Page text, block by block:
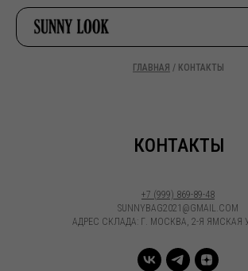
ГЛАВНАЯ / КОНТАКТЫ
КОНТАКТЫ
+7 (999) 869-89-48
SUNNYBAG2021@GMAIL.COM
АДРЕС СКЛАДА: Г. МОСКВА, 2-Я ЯМСКАЯ